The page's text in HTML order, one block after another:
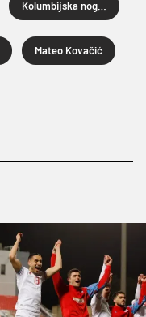
Mateo Kovačić